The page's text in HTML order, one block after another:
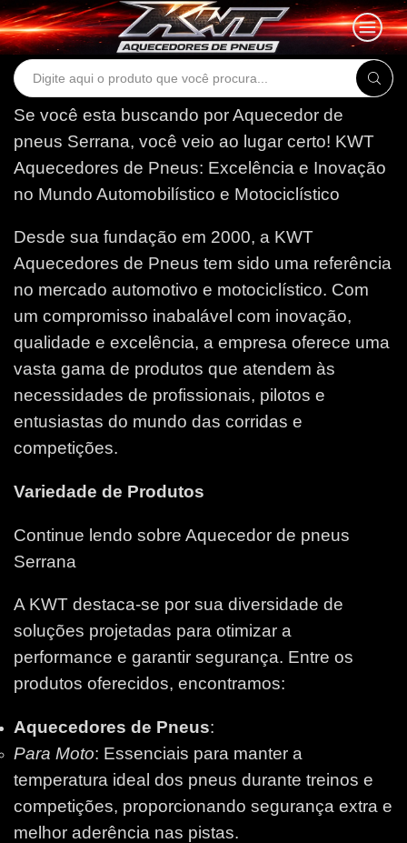
Search
Se você esta buscando por Aquecedor de
pneus Serrana, você veio ao lugar certo! KWT
Aquecedores de Pneus: Excelência e Inovação
no Mundo Automobilístico e Motociclístico
Desde sua fundação em 2000, a KWT
Aquecedores de Pneus tem sido uma referência
no mercado automotivo e motociclístico. Com
um compromisso inabalável com inovação,
qualidade e excelência, a empresa oferece uma
vasta gama de produtos que atendem às
necessidades de profissionais, pilotos e
entusiastas do mundo das corridas e
competições.
Variedade de Produtos
Continue lendo sobre Aquecedor de pneus
Serrana
A KWT destaca-se por sua diversidade de
soluções projetadas para otimizar a
performance e garantir segurança. Entre os
produtos oferecidos, encontramos:
Aquecedores de Pneus:
Para Moto: Essenciais para manter a
temperatura ideal dos pneus durante treinos e
competições, proporcionando segurança extra e
melhor aderência nas pistas.